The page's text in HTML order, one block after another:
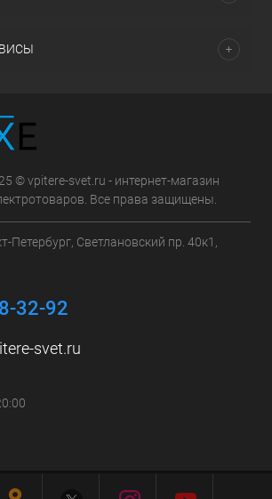
© vpitere-svet.ru - интернет-магазин
Все права защищены.
Петербург, Светлановский пр. 40к1,
32-92
svet.ru